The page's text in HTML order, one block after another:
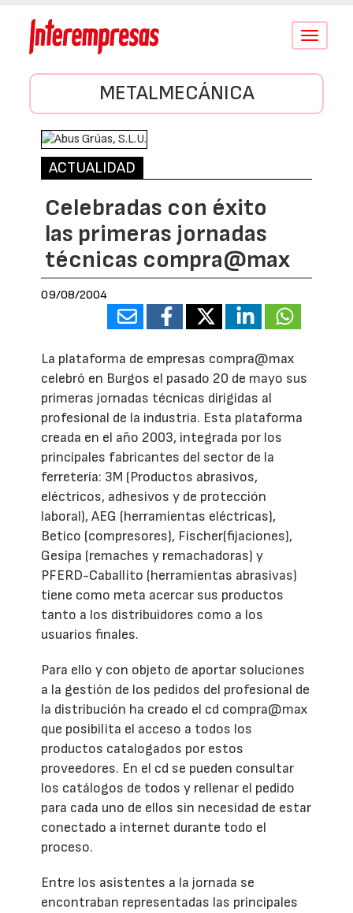
Conmutar
METALMECÁNICA
ACTUALIDAD
Celebradas con éxito
las primeras jornadas
técnicas compra@max
09/08/2004
La plataforma de empresas compra@max
celebró en Burgos el pasado 20 de mayo sus
primeras jornadas técnicas dirigidas al
profesional de la industria. Esta plataforma
creada en el año 2003, integrada por los
principales fabricantes del sector de la
ferretería: 3M (Productos abrasivos,
eléctricos, adhesivos y de protección
laboral), AEG (herramientas eléctricas),
Betico (compresores), Fischer(fijaciones),
Gesipa (remaches y remachadoras) y
PFERD-Caballito (herramientas abrasivas)
tiene como meta acercar sus productos
tanto a los distribuidores como a los
usuarios finales.
Para ello y con objeto de aportar soluciones
a la gestión de los pedidos del profesional de
la distribución ha creado el cd compra@max
que posibilita el acceso a todos los
productos catalogados por estos
proveedores. En el cd se pueden consultar
los catálogos de todos y rellenar el pedido
para cada uno de ellos sin necesidad de estar
conectado a internet durante todo el
proceso.
Entre los asistentes a la jornada se
encontraban representadas las principales